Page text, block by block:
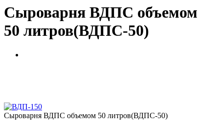
Сыроварня ВДПС объемом
50 литров(ВДПС-50)
Сыроварня ВДПС объемом 50 литров(ВДПС-50)